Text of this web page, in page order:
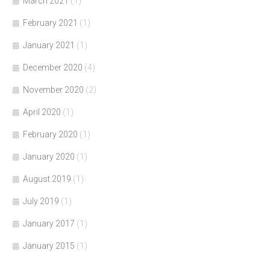
February 2021 (1)
January 2021 (1)
December 2020 (4)
November 2020 (2)
April 2020 (1)
February 2020 (1)
January 2020 (1)
August 2019 (1)
July 2019 (1)
January 2017 (1)
January 2015 (1)